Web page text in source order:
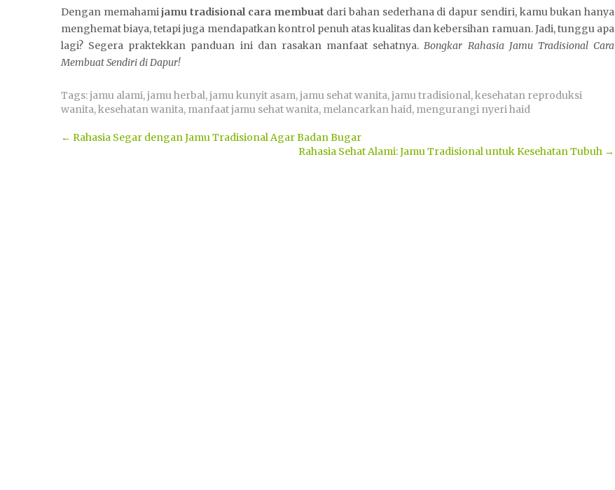
Dengan memahamijamu tradisional cara membuat dari bahan sederhana di dapur sendiri, kamu bukan hanya
menghemat biaya, tetapi juga mendapatkan kontrol penuh atas kualitas dan kebersihan ramuan. Jadi, tunggu apa
lagi? Segera praktekkan panduan ini dan rasakan manfaat sehatnya.Bongkar Rahasia Jamu Tradisional Cara
Membuat Sendiri di Dapur!
Tags:jamu alami,jamu herbal,jamu kunyit asam,jamu sehat wanita,jamu tradisional,kesehatan reproduksi
wanita,kesehatan wanita, manfaat jamu sehat wanita, melancarkan haid, mengurangi nyeri haid
Post
← Rahasia Segar dengan Jamu Tradisional Agar Badan Bugar
Rahasia Sehat Alami: Jamu Tradisional untuk Kesehatan Tubuh →